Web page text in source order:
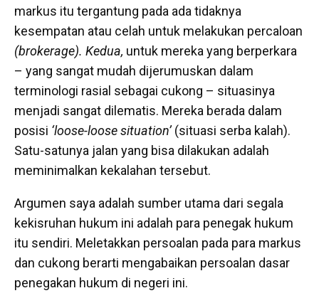
markus itu tergantung pada ada tidaknya
kesempatan atau celah untuk melakukan percaloan
(brokerage). Kedua, untuk mereka yang berperkara
– yang sangat mudah dijerumuskan dalam
terminologi rasial sebagai cukong – situasinya
menjadi sangat dilematis. Mereka berada dalam
posisi ‘loose-loose situation’(situasi serba kalah).
Satu-satunya jalan yang bisa dilakukan adalah
meminimalkan kekalahan tersebut.
Argumen saya adalah sumber utama dari segala
kekisruhan hukum ini adalah para penegak hukum
itu sendiri. Meletakkan persoalan pada para markus
dan cukong berarti mengabaikan persoalan dasar
penegakan hukum di negeri ini.